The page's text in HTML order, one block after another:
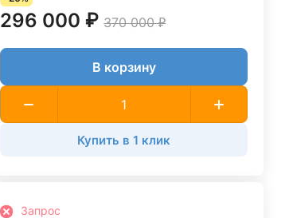
296 000 ₽ 370 000 ₽
В корзину
Купить в 1 клик
Запрос